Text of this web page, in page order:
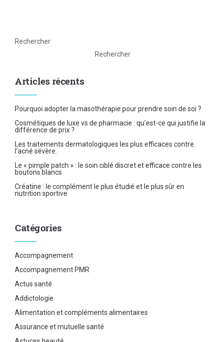
Rechercher
Rechercher
Articles récents
Pourquoi adopter la masothérapie pour prendre soin de soi ?
Cosmétiques de luxe vs de pharmacie : qu’est-ce qui justifie la
différence de prix ?
Les traitements dermatologiques les plus efficaces contre
l’acné sévère.
Le « pimple patch » : le soin ciblé discret et efficace contre les
boutons blancs
Créatine : le complément le plus étudié et le plus sûr en
nutrition sportive
Catégories
Accompagnement
Accompagnement PMR
Actus santé
Addictologie
Alimentation et compléments alimentaires
Assurance et mutuelle santé